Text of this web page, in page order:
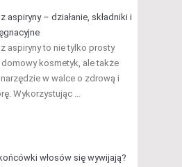
aspiryny – działanie, składniki i
aspiryny to nie tylko prosty
kosmetyk, ale także
w walce o zdrową i
Wykorzystując …
włosów się wywijają?